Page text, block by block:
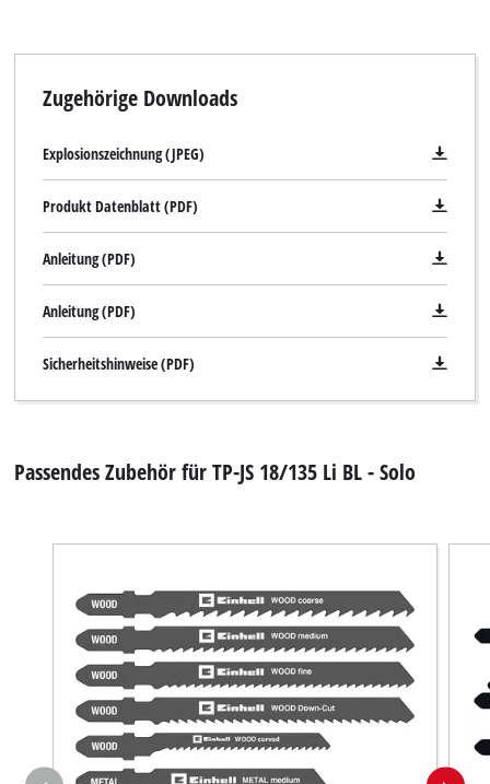
Zugehörige Downloads
Explosionszeichnung (JPEG)
Produkt Datenblatt (PDF)
Anleitung (PDF)
Anleitung (PDF)
Sicherheitshinweise (PDF)
Passendes Zubehör für TP-JS 18/135 Li BL - Solo